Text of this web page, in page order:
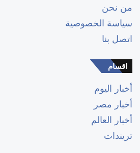
من نحن
سياسة الخصوصية
اتصل بنا
اقسام
أخبار اليوم
أخبار مصر
أخبار العالم
تريندات